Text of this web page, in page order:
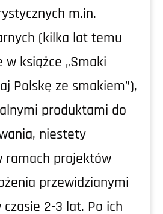
m.in.
(kilka lat temu
w książce „Smaki
Polskę ze smakiem”),
produktami do
niestety
ramach projektów
przewidzianymi
2-3 lat. Po ich